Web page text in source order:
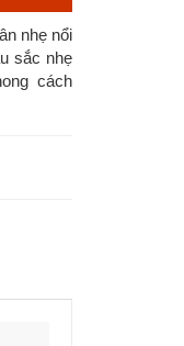
nhẹ nổi
sắc nhẹ
cách